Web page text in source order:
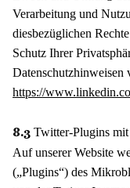
Verarbeitung und
diesbezüglichen
Schutz Ihrer
Datenschutzhinweisen
https://
8.3 Twitter-Plugins
Auf unserer Website
(„Plugins“) des